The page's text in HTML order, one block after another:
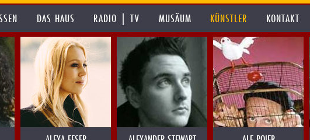
DAS HAUS RADIO | TV MUSÄUM KÜNSTLER KONTAKT